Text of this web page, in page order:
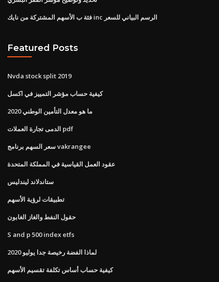
فئة ب الأسهم المشتركة من نايك inc الرسم البياني للسعر
Featured Posts
Nvda stock split 2019
كيفية حساب مؤشر التمييز في اكسل
ما هو معدل التأمين الوطني 2020
الدمى تجارة العملات pdf
سعر السهم برنامج vakrangee
عقود العمل القياسية في المملكة المتحدة
ستاندلاند ليندليس
تطبيقات لرؤية الأسهم
حقول النفط والغاز الغابون
S and p 500 index etfs
لماذا الفضة رخيصة جدا يوليو 2020
كيفية حساب أساس تكلفة تقسيم الأسهم